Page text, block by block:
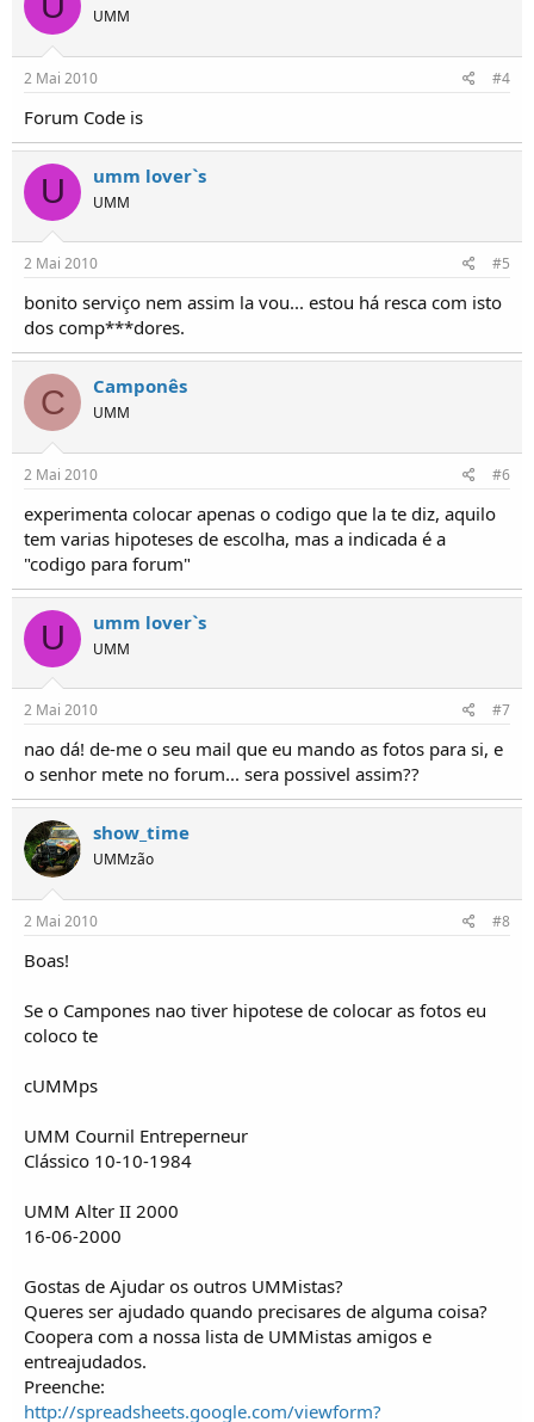
UMM
2 Mai 2010 #4
Forum Code is
U umm lover`s
UMM
2 Mai 2010 #5
bonito serviço nem assim la vou... estou há resca com isto
dos comp***dores.
C Camponês
UMM
2 Mai 2010 #6
experimenta colocar apenas o codigo que la te diz, aquilo
tem varias hipoteses de escolha, mas a indicada é a
"codigo para forum"
U umm lover`s
UMM
2 Mai 2010 #7
nao dá! de-me o seu mail que eu mando as fotos para si, e
o senhor mete no forum... sera possivel assim??
show_time
UMMzão
2 Mai 2010 #8
Boas!
Se o Campones nao tiver hipotese de colocar as fotos eu
coloco te
cUMMps
UMM Cournil Entreperneur
Clássico 10-10-1984
UMM Alter II 2000
16-06-2000
Gostas de Ajudar os outros UMMistas?
Queres ser ajudado quando precisares de alguma coisa?
Coopera com a nossa lista de UMMistas amigos e
entreajudados.
Preenche:
http://spreadsheets.google.com/viewform?